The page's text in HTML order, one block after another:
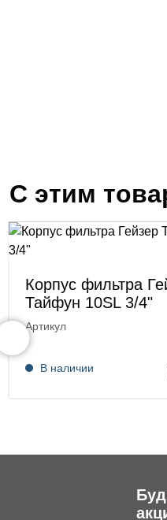
С этим
Корпус фильтра
Тайфун 10SL 3/4"
Артикул
В наличии